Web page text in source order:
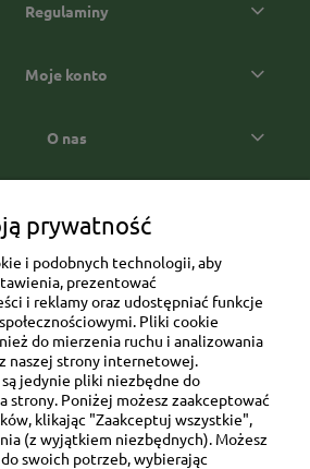
Regulaminy
Moje konto
O nas
6/8 lok. 57/58
91-341 Łódź
6751510615
prywatność
i podobnych technologii, aby
prezentować
i reklamy oraz udostępniać funkcje
Pliki cookie
do mierzenia ruchu i analizowania
naszej strony internetowej.
jedynie pliki niezbędne do
strony. Poniżej możesz zaakceptować
klikając "Zaakceptuj wszystkie",
(z wyjątkiem niezbędnych). Możesz
swoich potrzeb, wybierając